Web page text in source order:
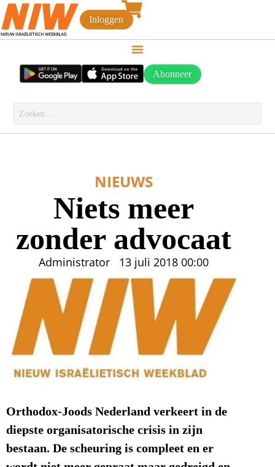
Inloggen
Abonneer
NIEUWS
Niets meer
zonder advocaat
Administrator 13 juli 2018 00:00
Orthodox-Joods Nederland verkeert in de
diepste organisatorische crisis in zijn
bestaan. De scheuring is compleet en er